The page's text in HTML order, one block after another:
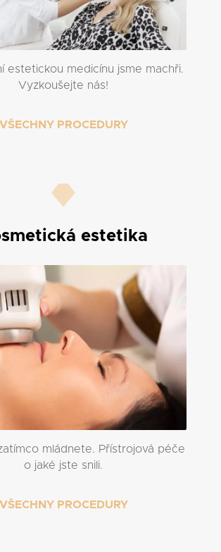
estetickou medicínu jsme machři.
Vyzkoušejte nás!
VŠECHNY PROCEDURY
estetika
mládnete. Přístrojová péče
o jaké jste snili.
VŠECHNY PROCEDURY